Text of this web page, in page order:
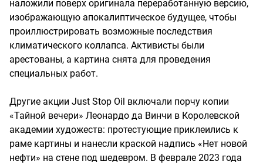
наложили поверх оригинала переработанную версию,
изображающую апокалиптическое будущее, чтобы
проиллюстрировать возможные последствия
климатического коллапса. Активисты были
арестованы, а картина снята для проведения
специальных работ.
Другие акции Just Stop Oil включали порчу копии
«Тайной вечери» Леонардо да Винчи в Королевской
академии художеств: протестующие приклеились к
раме картины и нанесли краской надпись «Нет новой
нефти» на стене под шедевром. В феврале 2023 года